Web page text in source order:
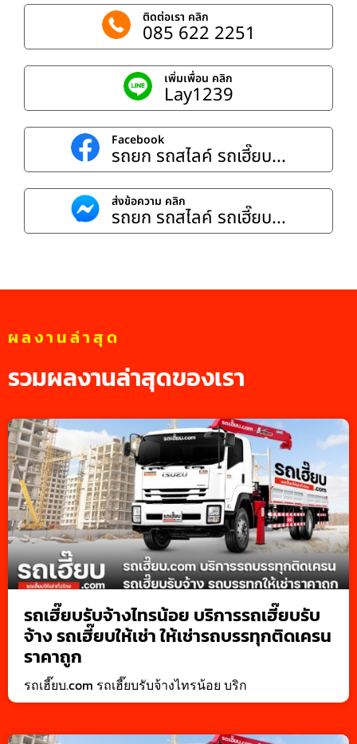
ติดต่อเรา คลิก
085 622 2251
เพิ่มเพื่อน คลิก
Lay1239
Facebook
รถยก รถสไลค์ รถเฮี๊ยบ...
ส่งข้อความ คลิก
รถยก รถสไลค์ รถเฮี๊ยบ...
ผลงานล่าสุด
รวมผลงานล่าสุดของเรา
รถเฮี๊ยบรับจ้างไทรน้อย บริการรถเฮี๊ยบรับ
จ้าง รถเฮี๊ยบให้เช่า ให้เช่ารถบรรทุกติดเครน
ราคาถูก
รถเฮี๊ยบ.com รถเฮี๊ยบรับจ้างไทรน้อย บริก